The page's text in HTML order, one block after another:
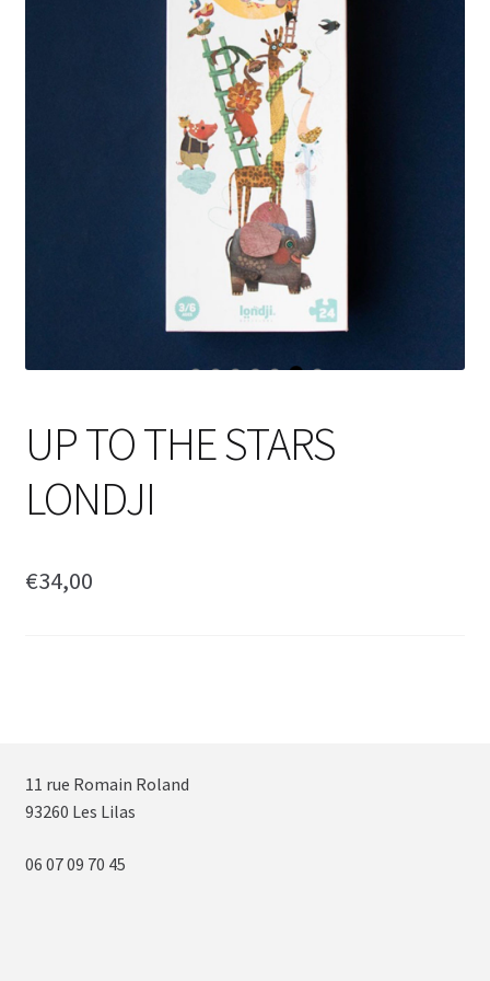
UP TO THE STARS
LONDJI
€34,00
11 rue Romain Roland
93260 Les Lilas
06 07 09 70 45